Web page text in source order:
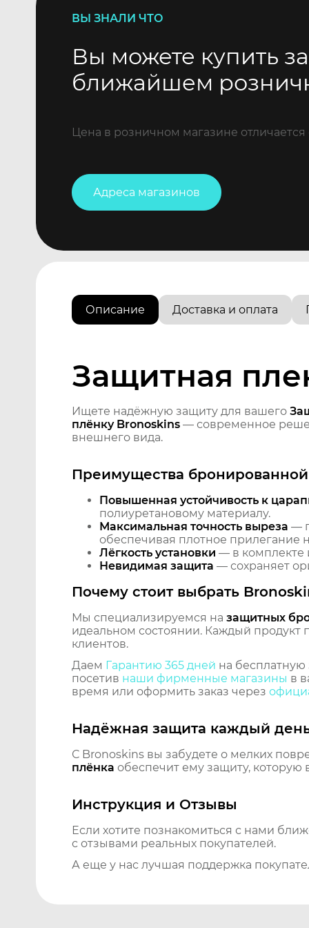
ВЫ ЗНАЛИ ЧТО
Вы можете купить
ближайшем
Цена в розничном магазине
Адреса магазинов
Описание Доставка и оплата
Защитная
Ищете надёжную защиту для вашего
плёнку Bronoskins — современное
внешнего вида.
Преимущества
Повышенная устойчивость к
полиуретановому материалу.
Максимальная точность выреза —
обеспечивая плотное прилегание
Лёгкость установки — в комплекте
Невидимая защита — сохраняет
Почему стоит выбрать
Мы специализируемся на защитных
идеальном состоянии. Каждый продукт
клиентов.
Даем Гарантию 365 дней на
посетив наши фирменные магазины в
время или оформить заказ через
Надёжная защита каждый
С Bronoskins вы забудете о мелких
плёнка обеспечит ему защиту, которую
Инструкция и Отзывы
Если хотите познакомиться с нами
с отзывами реальных покупателей.
А еще у нас лучшая поддержка